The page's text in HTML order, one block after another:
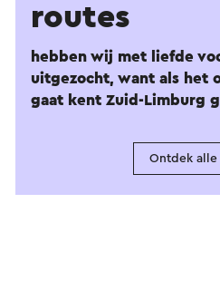
routes
hebben wij met liefde
uitgezocht, want als het
gaat kent Zuid-Limburg
Ontdek alle